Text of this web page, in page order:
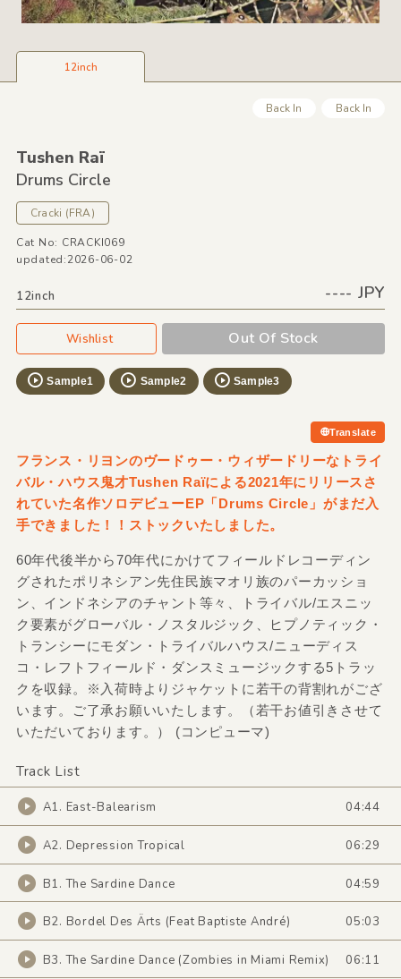
12inch
Back In Back In
Tushen Raï
Drums Circle
Cracki (FRA)
Cat No: CRACKI069
updated:2026-06-02
12inch ---- JPY
Wishlist Out Of Stock
Sample1 Sample2 Sample3
Translate
フランス・リヨンのヴードゥー・ウィザードリーなトライ
バル・ハウス鬼才Tushen Raïによる2021年にリリースさ
れていた名作ソロデビューEP「Drums Circle」がまだ入
手できました！！ストックいたしました。
60年代後半から70年代にかけてフィールドレコーディン
グされたポリネシアン先住民族マオリ族のパーカッショ
ン、インドネシアのチャント等々、トライバル/エスニッ
ク要素がグローバル・ノスタルジック、ヒプノティック・
トランシーにモダン・トライバルハウス/ニューディス
コ・レフトフィールド・ダンスミュージックする5トラッ
クを収録。※入荷時よりジャケットに若干の背割れがござ
います。ご了承お願いいたします。（若干お値引きさせて
いただいております。） (コンピューマ)
Track List
A1. East-Balearism 04:44
A2. Depression Tropical 06:29
B1. The Sardine Dance 04:59
B2. Bordel Des Ärts (Feat Baptiste André) 05:03
B3. The Sardine Dance (Zombies in Miami Remix) 06:11